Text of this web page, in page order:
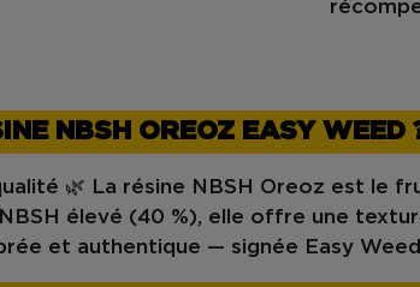
NBSH OREOZ EASY WEED
🌿 La résine NBSH Oreoz est le
élevé (40 %), elle offre une
et authentique — signée Easy